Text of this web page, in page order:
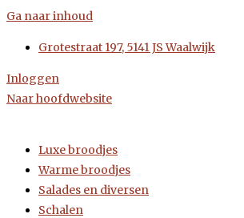
Ga naar inhoud
Grotestraat 197, 5141 JS Waalwijk
Inloggen
Naar hoofdwebsite
Luxe broodjes
Warme broodjes
Salades en diversen
Schalen